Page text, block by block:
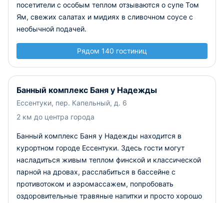
посетители с особым теплом отзываются о супе Том
Ям, свежих салатах и мидиях в сливочном соусе с
необычной подачей.
Рядом 140 гостиниц
Банный комплекс Баня у Надежды
Ессентуки, пер. Капельный, д. 6
2 км до центра города
Банный комплекс Баня у Надежды находится в
курортном городе Ессентуки. Здесь гости могут
насладиться живым теплом финской и классической
парной на дровах, расслабиться в бассейне с
противотоком и аэромассажем, попробовать
оздоровительные травяные напитки и просто хорошо